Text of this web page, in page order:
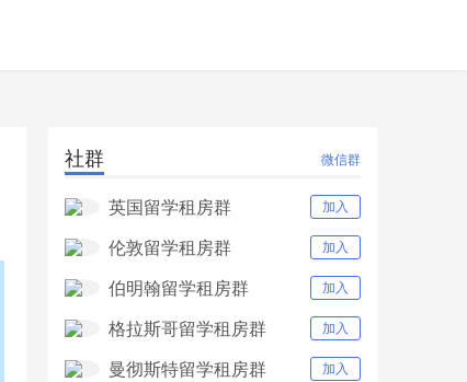
社群 微信群
英国留学租房群 加入
伦敦留学租房群 加入
伯明翰留学租房群 加入
格拉斯哥留学租房群 加入
曼彻斯特留学租房群 加入